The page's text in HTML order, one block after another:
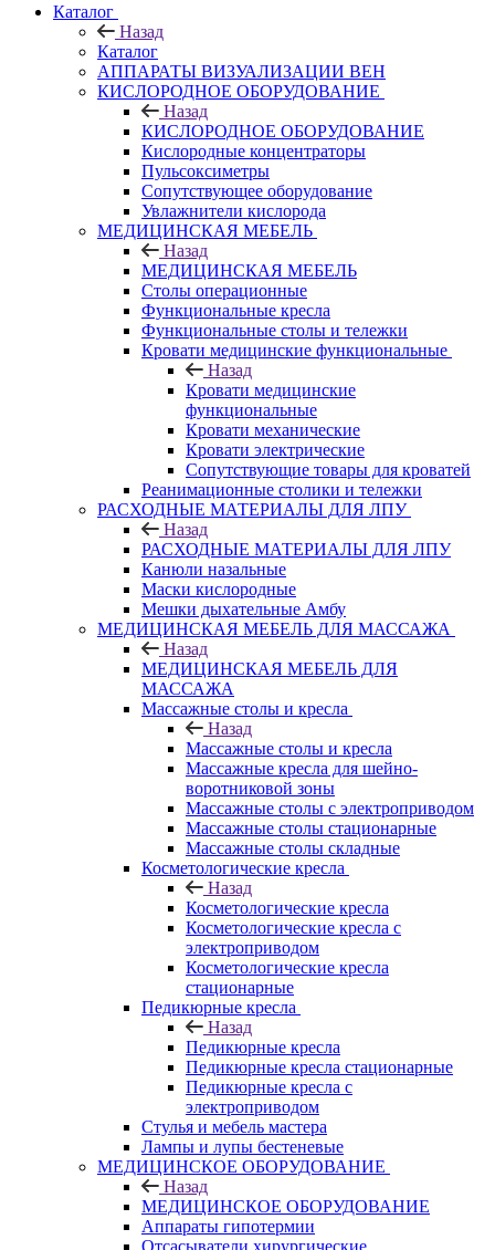
Каталог
Назад
Каталог
АППАРАТЫ ВИЗУАЛИЗАЦИИ ВЕН
КИСЛОРОДНОЕ ОБОРУДОВАНИЕ
Назад
КИСЛОРОДНОЕ ОБОРУДОВАНИЕ
Кислородные концентраторы
Пульсоксиметры
Сопутствующее оборудование
Увлажнители кислорода
МЕДИЦИНСКАЯ МЕБЕЛЬ
Назад
МЕДИЦИНСКАЯ МЕБЕЛЬ
Столы операционные
Функциональные кресла
Функциональные столы и тележки
Кровати медицинские функциональные
Назад
Кровати медицинские
функциональные
Кровати механические
Кровати электрические
Сопутствующие товары для кроватей
Реанимационные столики и тележки
РАСХОДНЫЕ МАТЕРИАЛЫ ДЛЯ ЛПУ
Назад
РАСХОДНЫЕ МАТЕРИАЛЫ ДЛЯ ЛПУ
Канюли назальные
Маски кислородные
Мешки дыхательные Амбу
МЕДИЦИНСКАЯ МЕБЕЛЬ ДЛЯ МАССАЖА
Назад
МЕДИЦИНСКАЯ МЕБЕЛЬ ДЛЯ
МАССАЖА
Массажные столы и кресла
Назад
Массажные столы и кресла
Массажные кресла для шейно-
воротниковой зоны
Массажные столы с электроприводом
Массажные столы стационарные
Массажные столы складные
Косметологические кресла
Назад
Косметологические кресла
Косметологические кресла с
электроприводом
Косметологические кресла
стационарные
Педикюрные кресла
Назад
Педикюрные кресла
Педикюрные кресла стационарные
Педикюрные кресла с
электроприводом
Стулья и мебель мастера
Лампы и лупы бестеневые
МЕДИЦИНСКОЕ ОБОРУДОВАНИЕ
Назад
МЕДИЦИНСКОЕ ОБОРУДОВАНИЕ
Аппараты гипотермии
Отсасыватели хирургические